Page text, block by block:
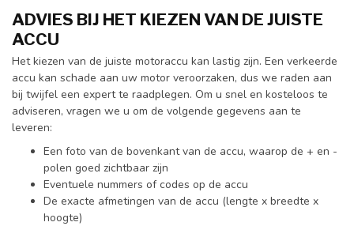
ADVIES BIJ HET KIEZEN VAN DE JUISTE
ACCU
Het kiezen van de juiste motoraccu kan lastig zijn. Een verkeerde
accu kan schade aan uw motor veroorzaken, dus we raden aan
bij twijfel een expert te raadplegen. Om u snel en kosteloos te
adviseren, vragen we u om de volgende gegevens aan te
leveren:
Een foto van de bovenkant van de accu, waarop de + en -
polen goed zichtbaar zijn
Eventuele nummers of codes op de accu
De exacte afmetingen van de accu (lengte x breedte x
hoogte)